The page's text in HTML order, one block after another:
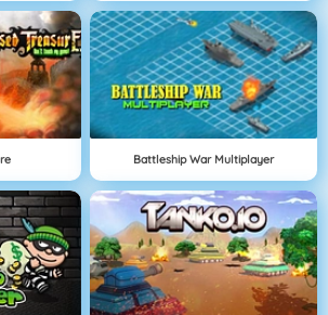
Battleship War Multiplayer